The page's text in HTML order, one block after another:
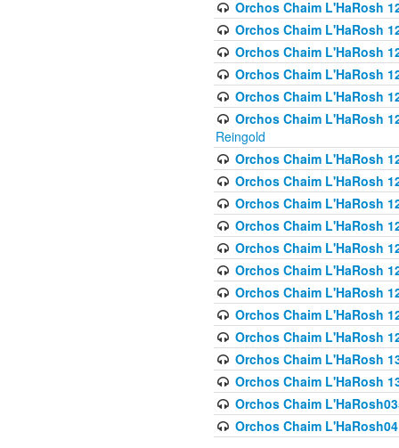
Orchos Chaim L'HaRosh
Orchos Chaim L'HaRosh
Orchos Chaim L'HaRosh
Orchos Chaim L'HaRosh
Orchos Chaim L'HaRosh
Orchos Chaim L'HaRosh
Reingold
Orchos Chaim L'HaRosh
Orchos Chaim L'HaRosh
Orchos Chaim L'HaRosh
Orchos Chaim L'HaRosh
Orchos Chaim L'HaRosh
Orchos Chaim L'HaRosh
Orchos Chaim L'HaRosh
Orchos Chaim L'HaRosh
Orchos Chaim L'HaRosh
Orchos Chaim L'HaRosh
Orchos Chaim L'HaRosh
Orchos Chaim
Orchos Chaim